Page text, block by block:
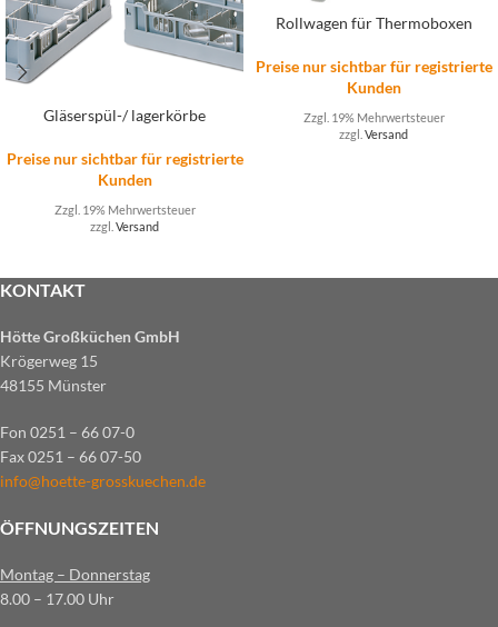
Gläserspül-/ lagerkörbe
Preise nur sichtbar für registrierte
Kunden
Zzgl. 19% Mehrwertsteuer
zzgl. Versand
Rollwagen für Thermoboxen
Preise nur sichtbar für registrierte
Kunden
Zzgl. 19% Mehrwertsteuer
zzgl. Versand
KONTAKT
Hötte Großküchen GmbH
Krögerweg 15
48155 Münster
Fon 0251 – 66 07-0
Fax 0251 – 66 07-50
info@hoette-grosskuechen.de
ÖFFNUNGSZEITEN
Montag – Donnerstag
8.00 – 17.00 Uhr